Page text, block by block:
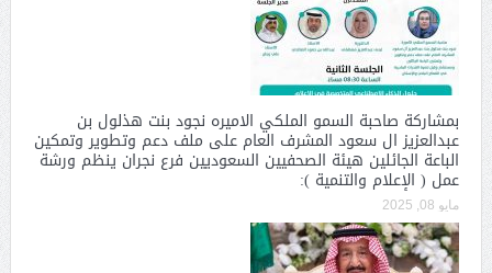
بمشاركة صاحبة السمو الملكي الاميره نجود بنت هذلول بن
عبدالعزيز ال سعود المشرف العام على ملف دعم وتطوير وتمكين
الباعة الجائلين هيئة الصحفيين السعوديين فرع نجران ينظم ورشة
عمل ( الإعلام والتنمية ):
مايو 08, 2025